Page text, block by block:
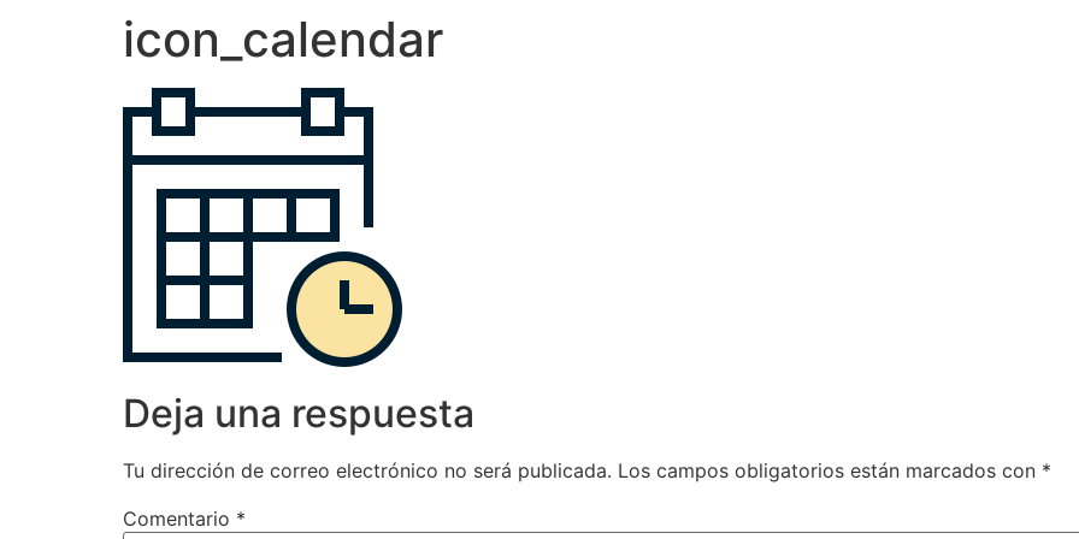
icon_calendar
Deja una respuesta
Tu dirección de correo electrónico no será publicada. Los campos obligatorios están marcados con *
Comentario *